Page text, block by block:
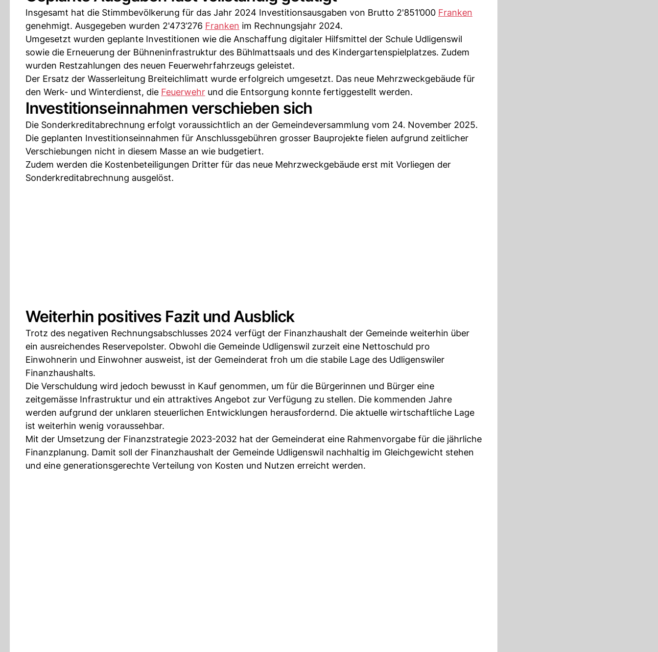
Insgesamt hat die Stimmbevölkerung für das Jahr 2024 Investitionsausgaben von Brutto 2'851’000 Franken
genehmigt. Ausgegeben wurden 2'473’276 Franken im Rechnungsjahr 2024.
Umgesetzt wurden geplante Investitionen wie die Anschaffung digitaler Hilfsmittel der Schule Udligenswil
sowie die Erneuerung der Bühneninfrastruktur des Bühlmattsaals und des Kindergartenspielplatzes. Zudem
wurden Restzahlungen des neuen Feuerwehrfahrzeugs geleistet.
Der Ersatz der Wasserleitung Breiteichlimatt wurde erfolgreich umgesetzt. Das neue Mehrzweckgebäude für
den Werk- und Winterdienst, die Feuerwehr und die Entsorgung konnte fertiggestellt werden.
Investitionseinnahmen verschieben sich
Die Sonderkreditabrechnung erfolgt voraussichtlich an der Gemeindeversammlung vom 24. November 2025.
Die geplanten Investitionseinnahmen für Anschlussgebühren grosser Bauprojekte fielen aufgrund zeitlicher
Verschiebungen nicht in diesem Masse an wie budgetiert.
Zudem werden die Kostenbeteiligungen Dritter für das neue Mehrzweckgebäude erst mit Vorliegen der
Sonderkreditabrechnung ausgelöst.
Weiterhin positives Fazit und Ausblick
Trotz des negativen Rechnungsabschlusses 2024 verfügt der Finanzhaushalt der Gemeinde weiterhin über
ein ausreichendes Reservepolster. Obwohl die Gemeinde Udligenswil zurzeit eine Nettoschuld pro
Einwohnerin und Einwohner ausweist, ist der Gemeinderat froh um die stabile Lage des Udligenswiler
Finanzhaushalts.
Die Verschuldung wird jedoch bewusst in Kauf genommen, um für die Bürgerinnen und Bürger eine
zeitgemässe Infrastruktur und ein attraktives Angebot zur Verfügung zu stellen. Die kommenden Jahre
werden aufgrund der unklaren steuerlichen Entwicklungen herausfordernd. Die aktuelle wirtschaftliche Lage
ist weiterhin wenig voraussehbar.
Mit der Umsetzung der Finanzstrategie 2023-2032 hat der Gemeinderat eine Rahmenvorgabe für die jährliche
Finanzplanung. Damit soll der Finanzhaushalt der Gemeinde Udligenswil nachhaltig im Gleichgewicht stehen
und eine generationsgerechte Verteilung von Kosten und Nutzen erreicht werden.